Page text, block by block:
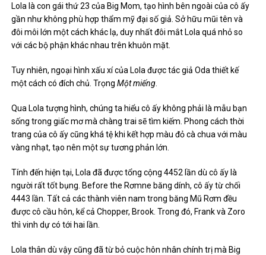
Lola là con gái thứ 23 của Big Mom, tạo hình bên ngoài của cô ấy
gần như không phù hợp thẩm mỹ đại số giả. Sở hữu mũi tên và
đôi môi lớn một cách khác lạ, duy nhất đôi mắt Lola quá nhỏ so
với các bộ phận khác nhau trên khuôn mặt.
Tuy nhiên, ngoại hình xấu xí của Lola được tác giả Oda thiết kế
một cách có đích chủ. TrọngMột miếng
Qua Lola tượng hình, chúng ta hiểu cô ấy không phải là mẫu bạn
sống trong giấc mơ mà chàng trai sẽ tìm kiếm. Phong cách thời
trang của cô ấy cũng khá tệ khi kết hợp màu đỏ cà chua với màu
vàng nhạt, tạo nên một sự tương phản lớn.
Tính đến hiện tại, Lola đã được tổng cộng 4452 lần dù cô ấy là
người rất tốt bụng. Before the Rơmne băng dính, cô ấy từ chối
4443 lần. Tất cả các thành viên nam trong băng Mũ Rơm đều
được cô cầu hôn, kể cả Chopper, Brook. Trong đó, Frank và Zoro
thì vinh dự có tới hai lần.
Lola thân dù vậy cũng đã từ bỏ cuộc hôn nhân chính trị mà Big